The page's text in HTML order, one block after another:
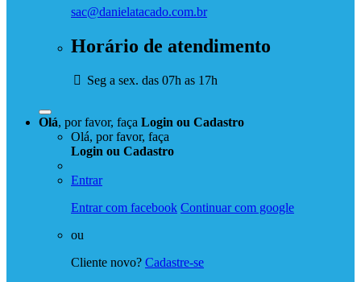
sac@danielatacado.com.br
Horário de atendimento
Seg a sex. das 07h as 17h
Olá, por favor, faça Login ou Cadastro
Olá, por favor, faça
Login ou Cadastro
Entrar
Entrar com facebook Continuar com google
ou
Cliente novo? Cadastre-se